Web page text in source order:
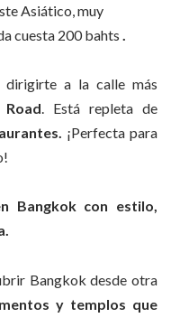
Asiático, muy
cuesta 200 bahts
dirigirte a la calle más
Road. Está repleta de
¡Perfecta para
Bangkok con estilo,
Bangkok desde otra
y templos que